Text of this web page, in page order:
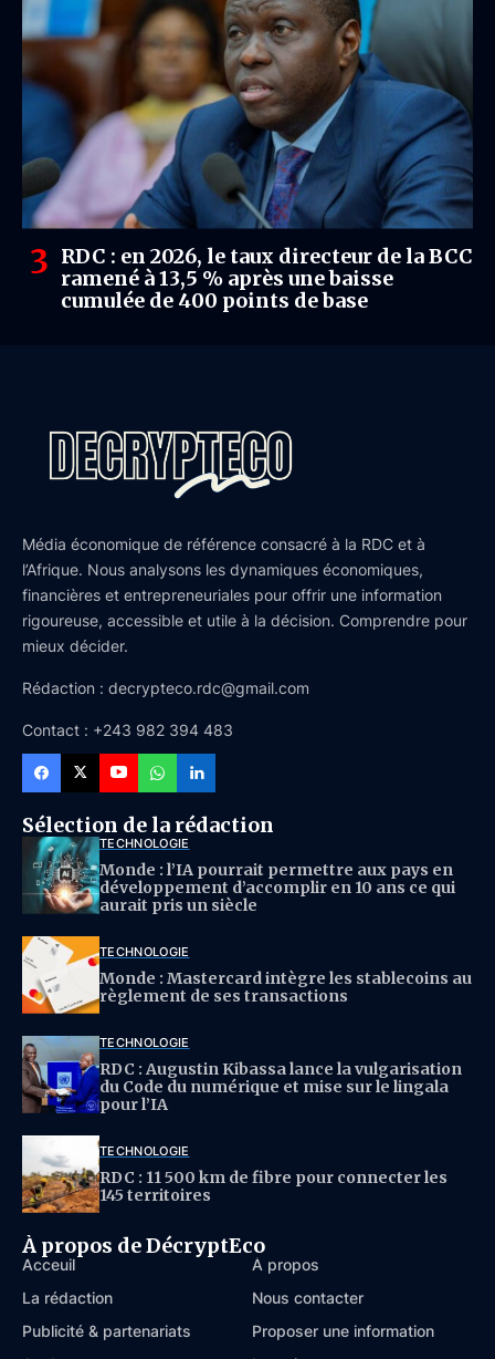
RDC : en 2026, le taux directeur de la BCC
ramené à 13,5 % après une baisse
cumulée de 400 points de base
Média économique de référence consacré à la RDC et à
l’Afrique. Nous analysons les dynamiques économiques,
financières et entrepreneuriales pour offrir une information
rigoureuse, accessible et utile à la décision. Comprendre pour
mieux décider.
Rédaction : decrypteco.rdc@gmail.com
Contact : +243 982 394 483
Sélection de la rédaction
TECHNOLOGIE
Monde : l’IA pourrait permettre aux pays en
développement d’accomplir en 10 ans ce qui
aurait pris un siècle
TECHNOLOGIE
Monde : Mastercard intègre les stablecoins au
règlement de ses transactions
TECHNOLOGIE
RDC : Augustin Kibassa lance la vulgarisation
du Code du numérique et mise sur le lingala
pour l’IA
TECHNOLOGIE
RDC : 11 500 km de fibre pour connecter les
145 territoires
À propos de DécryptEco
Acceuil
À propos
La rédaction
Nous contacter
Publicité & partenariats
Proposer une information